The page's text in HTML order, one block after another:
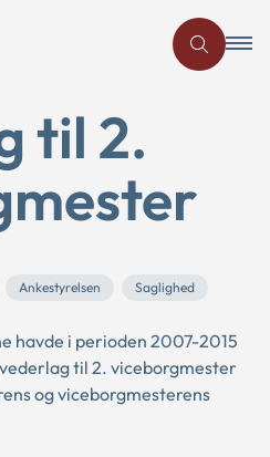
til 2.
Ankestyrelsen Saglighed
havde i perioden 2007-2015
til 2. viceborgmester
og viceborgmesterens